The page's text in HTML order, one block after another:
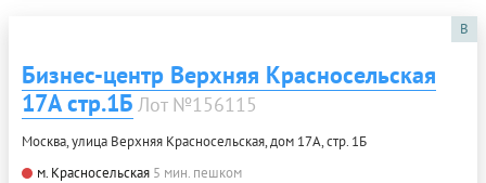
B
Бизнес-центр Верхняя Красносельская
17А стр.1Б Лот №156115
Москва, улица Верхняя Красносельская, дом 17А, стр. 1Б
м. Красносельская 5 мин. пешком